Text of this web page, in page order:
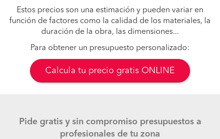
Estos precios son una estimación y pueden variar en
función de factores como la calidad de los materiales, la
duración de la obra, las dimensiones...
Para obtener un presupuesto personalizado:
Calcula tu precio gratis ONLINE
Pide gratis y sin compromiso presupuestos a
profesionales de tu zona